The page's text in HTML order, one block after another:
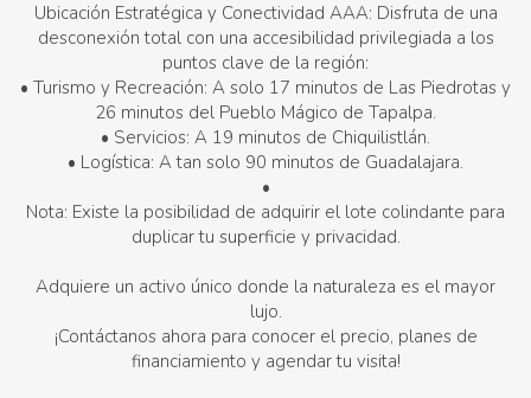
Ubicación Estratégica y Conectividad AAA: Disfruta de una
desconexión total con una accesibilidad privilegiada a los
puntos clave de la región:
• Turismo y Recreación: A solo 17 minutos de Las Piedrotas y
26 minutos del Pueblo Mágico de Tapalpa.
• Servicios: A 19 minutos de Chiquilistlán.
• Logística: A tan solo 90 minutos de Guadalajara.
•
Nota: Existe la posibilidad de adquirir el lote colindante para
duplicar tu superficie y privacidad.
Adquiere un activo único donde la naturaleza es el mayor
lujo.
¡Contáctanos ahora para conocer el precio, planes de
financiamiento y agendar tu visita!